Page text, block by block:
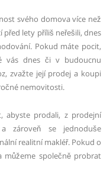
svého domova více než
lety příliš neřešili, dnes
Pokud máte pocit,
vás dnes či v budoucnu
zvažte její prodej a koupi
nemovitosti.
abyste prodali, z prodejní
zároveň se jednoduše
realitní makléř. Pokud o
můžeme společně probrat